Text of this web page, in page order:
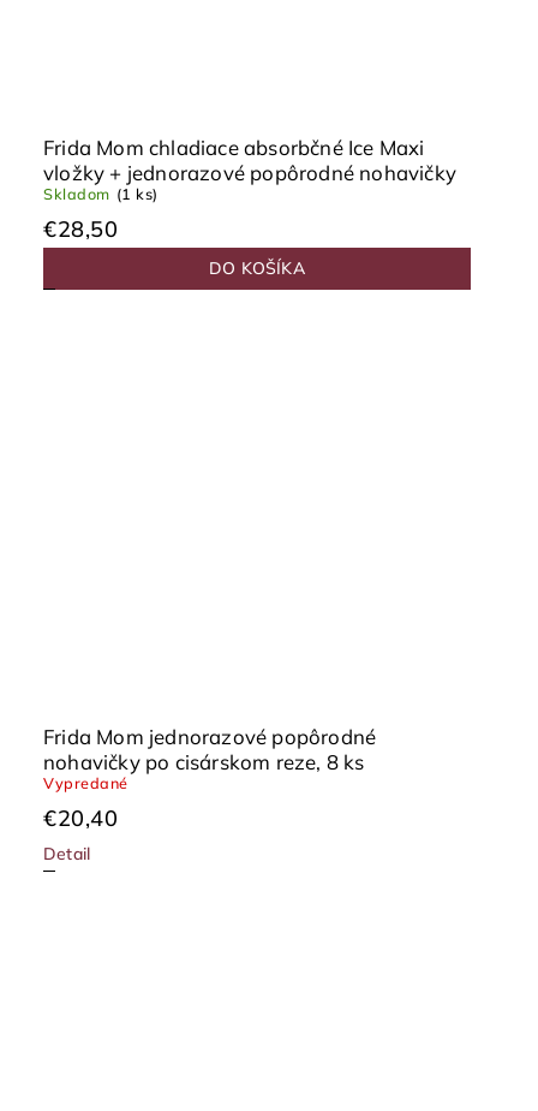
Frida Mom chladiace absorbčné Ice Maxi
vložky + jednorazové popôrodné nohavičky
Skladom (1 ks)
€28,50
DO KOŠÍKA
Frida Mom jednorazové popôrodné
nohavičky po cisárskom reze, 8 ks
Vypredané
€20,40
Detail